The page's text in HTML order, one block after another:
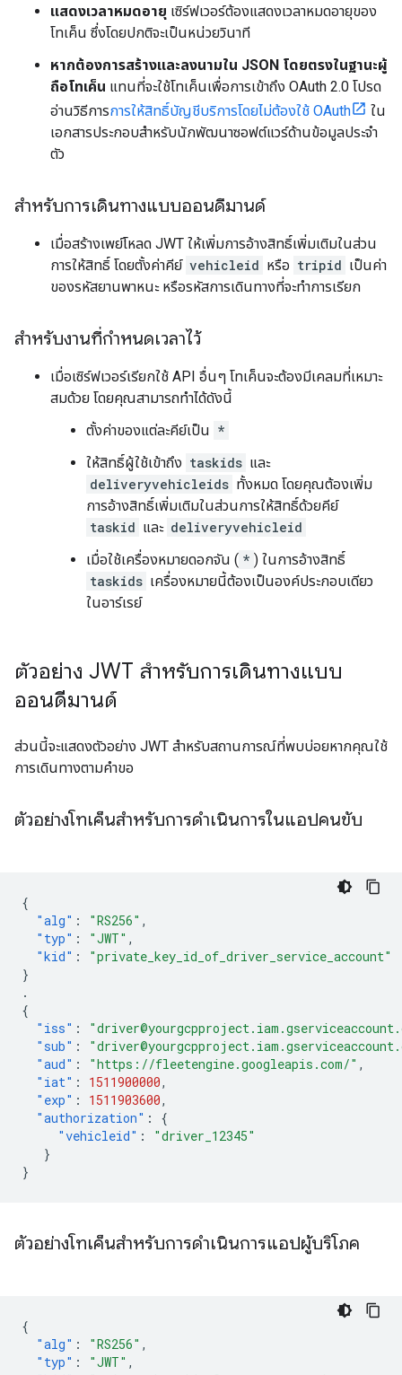
แสดงเวลาหมดอายุ เซิร์ฟเวอร์ต้องแสดงเวลาหมดอายุของ
โทเค็น ซึ่งโดยปกติจะเป็นหน่วยวินาที
หากต้องการสร้างและลงนามใน JSON โดยตรงในฐานะผู้
ถือโทเค็น แทนที่จะใช้โทเค็นเพื่อการเข้าถึง OAuth 2.0 โปรด
อ่านวิธีการการให้สิทธิ์บัญชีบริการโดยไม่ต้องใช้ OAuth
ใน
เอกสารประกอบสำหรับนักพัฒนาซอฟต์แวร์ด้านข้อมูลประจำ
ตัว
สำหรับการเดินทางแบบออนดีมานด์
เมื่อสร้างเพย์โหลด JWT ให้เพิ่มการอ้างสิทธิ์เพิ่มเติมในส่วน
การให้สิทธิ์ โดยตั้งค่าคีย์ vehicleid หรือ tripid เป็นค่า
ของรหัสยานพาหนะ หรือรหัสการเดินทางที่จะทำการเรียก
สำหรับงานที่กำหนดเวลาไว้
เมื่อเซิร์ฟเวอร์เรียกใช้ API อื่นๆ โทเค็นจะต้องมีเคลมที่เหมาะ
สมด้วย โดยคุณสามารถทำได้ดังนี้
ตั้งค่าของแต่ละคีย์เป็น *
ให้สิทธิ์ผู้ใช้เข้าถึง taskids และ
deliveryvehicleids ทั้งหมด โดยคุณต้องเพิ่ม
การอ้างสิทธิ์เพิ่มเติมในส่วนการให้สิทธิ์ด้วยคีย์
taskid และ deliveryvehicleid
เมื่อใช้เครื่องหมายดอกจัน ( * ) ในการอ้างสิทธิ์
taskids เครื่องหมายนี้ต้องเป็นองค์ประกอบเดียว
ในอาร์เรย์
ตัวอย่าง JWT สำหรับการเดินทางแบบ
ออนดีมานด์
ส่วนนี้จะแสดงตัวอย่าง JWT สำหรับสถานการณ์ที่พบบ่อยหากคุณใช้
การเดินทางตามคำขอ
ตัวอย่างโทเค็นสำหรับการดำเนินการในแอปคนขับ
{
"alg" : "RS256" ,
"typ" : "JWT" ,
"kid" :
"private_key_id_of_driver_service_account"
}
.
{
"iss" :
"sub" :
"aud" : "https://fleetengine.googleapis.com/" ,
"iat" : 1511900000,
"exp" : 1511903600,
"authorization" :
{
"vehicleid" :
"driver_12345"
}
}
ตัวอย่างโทเค็นสำหรับการดำเนินการแอปผู้บริโภค
{
"alg" : "RS256" ,
"typ" : "JWT" ,